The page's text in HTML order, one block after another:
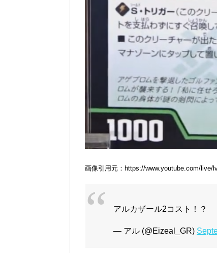
画像引用元：https://www.youtube.com/
アルカザール2コスト！？
— アル (@Eizeal_GR)